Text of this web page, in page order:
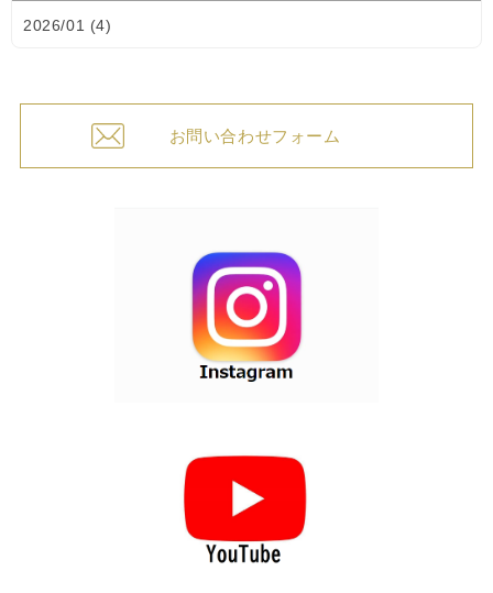
2026/01 (4)
お問い合わせフォーム